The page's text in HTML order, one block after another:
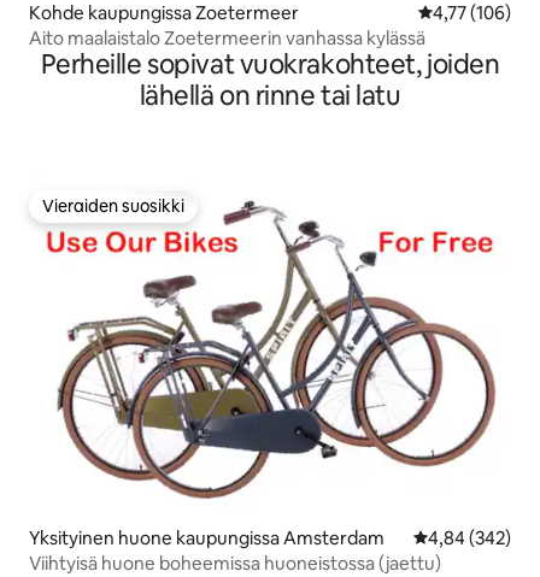
Kohde kaupungissa Zoetermeer
4,77 (106)
Aito maalaistalo Zoetermeerin vanhassa kylässä
Perheille sopivat vuokrakohteet, joiden
lähellä on rinne tai latu
Vieraiden suosikki
Vieraiden suosikki
Yksityinen huone kaupungissa Amsterdam
4,84 (342)
Viihtyisä huone boheemissa huoneistossa (jaettu)